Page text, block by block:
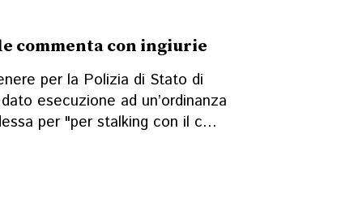
commenta con ingiurie
per la Polizia di Stato di
esecuzione ad un’ordinanza
per "per stalking con il c...